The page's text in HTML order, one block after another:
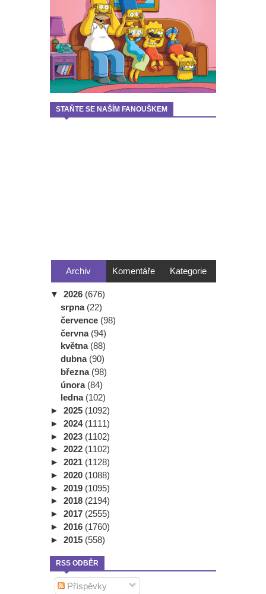
STAŇTE SE NAŠÍM FANOUŠKEM
Archiv Komentáře Kategorie
▼ 2026 (676)
srpna (22)
července (98)
června (94)
května (88)
dubna (90)
března (98)
února (84)
ledna (102)
► 2025 (1092)
► 2024 (1111)
► 2023 (1102)
► 2022 (1102)
► 2021 (1128)
► 2020 (1088)
► 2019 (1095)
► 2018 (2194)
► 2017 (2555)
► 2016 (1760)
► 2015 (558)
RSS ODBĚR
Příspěvky